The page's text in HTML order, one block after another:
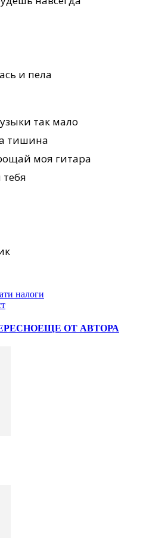
и пела
так мало
тишина
моя гитара
налоги
ЕЩЕ ОТ АВТОРА